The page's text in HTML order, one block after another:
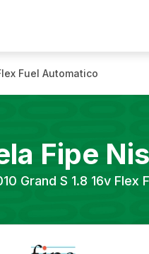
Fuel Automatico
Fipe
Grand S 1.8 16v Flex